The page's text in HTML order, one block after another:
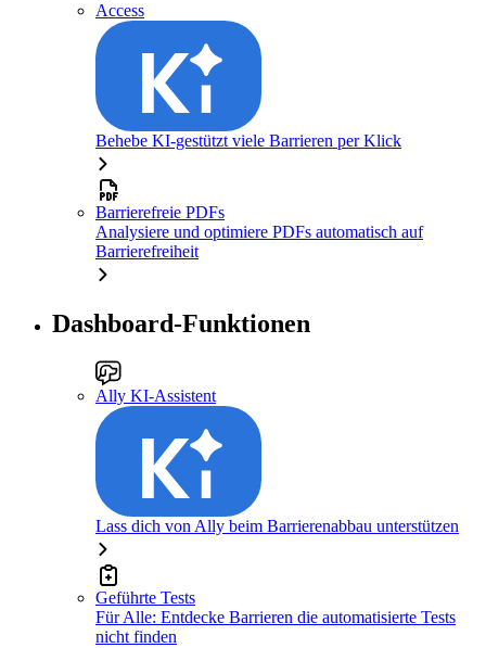
Access
Behebe KI-gestützt viele Barrieren per Klick
Barrierefreie PDFs
Analysiere und optimiere PDFs automatisch auf
Barrierefreiheit
Dashboard-Funktionen
Ally KI-Assistent
Lass dich von Ally beim Barrierenabbau unterstützen
Geführte Tests
Für Alle: Entdecke Barrieren die automatisierte Tests
nicht finden